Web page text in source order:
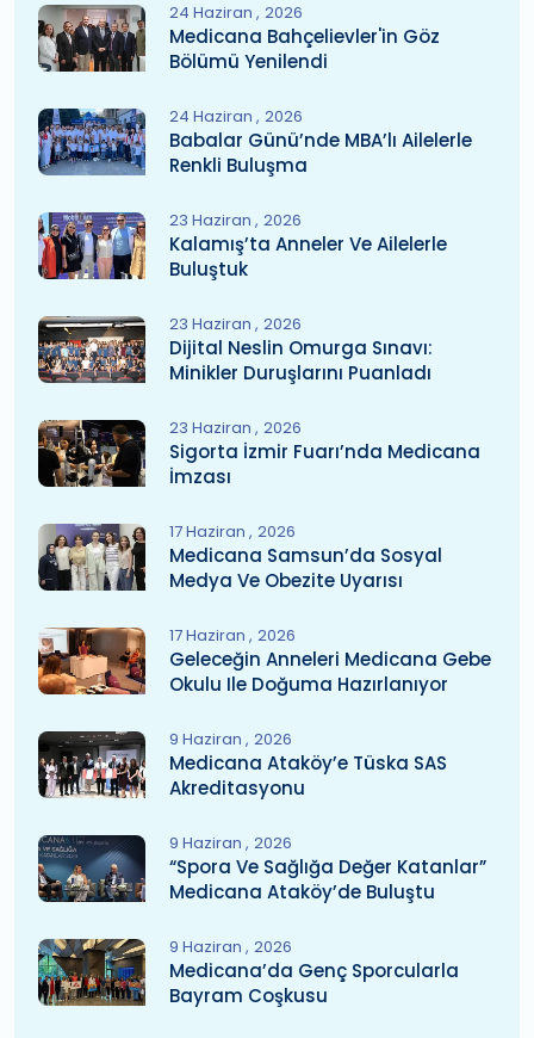
24 Haziran 2026
Medicana Bahçelievler'in Göz
Bölümü Yenilendi
24 Haziran 2026
Babalar Günü’nde MBA’lı Ailelerle
Renkli Buluşma
23 Haziran 2026
Kalamış’ta Anneler Ve Ailelerle
Buluştuk
23 Haziran 2026
Dijital Neslin Omurga Sınavı:
Minikler Duruşlarını Puanladı
23 Haziran 2026
Sigorta İzmir Fuarı’nda Medicana
İmzası
17 Haziran 2026
Medicana Samsun’da Sosyal
Medya Ve Obezite Uyarısı
17 Haziran 2026
Geleceğin Anneleri Medicana Gebe
Okulu Ile Doğuma Hazırlanıyor
9 Haziran 2026
Medicana Ataköy’e Tüska SAS
Akreditasyonu
9 Haziran 2026
“Spora Ve Sağlığa Değer Katanlar”
Medicana Ataköy’de Buluştu
9 Haziran 2026
Medicana’da Genç Sporcularla
Bayram Coşkusu